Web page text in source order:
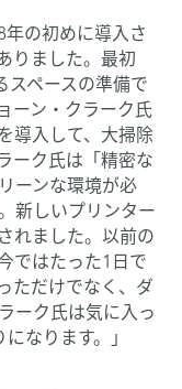
の初めに導入さ
りました。最初
スペースの準備で
ーン・クラーク氏
導入して、大掃除
ーク氏は「精密な
ーンな環境が必
新しいプリンター
れました。以前の
ではたった1日で
ただけでなく、ダ
ーク氏は気に入っ
なります。」